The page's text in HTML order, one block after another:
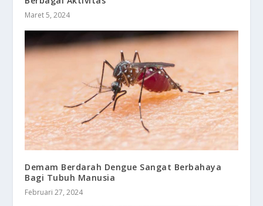
Maret 5, 2024
Demam Berdarah Dengue Sangat Berbahaya
Bagi Tubuh Manusia
Februari 27, 2024